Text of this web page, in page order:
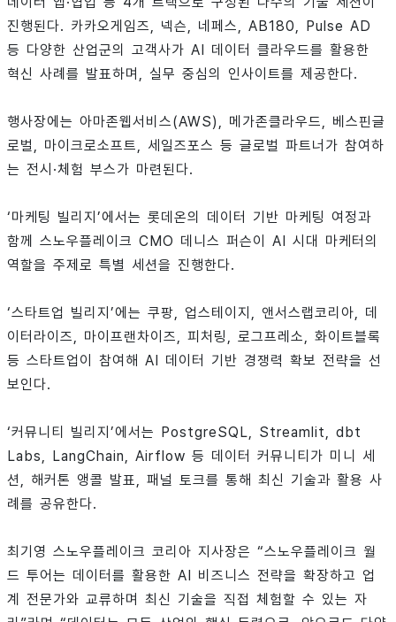
진행된다. 카카오게임즈, 넥슨, 네페스, AB180, Pulse AD
등 다양한 산업군의 고객사가 AI 데이터 클라우드를 활용한
혁신 사례를 발표하며, 실무 중심의 인사이트를 제공한다.
행사장에는 아마존웹서비스(AWS), 메가존클라우드, 베스핀글
로벌, 마이크로소프트, 세일즈포스 등 글로벌 파트너가 참여하
는 전시·체험 부스가 마련된다.
‘마케팅 빌리지’에서는 롯데온의 데이터 기반 마케팅 여정과
함께 스노우플레이크 CMO 데니스 퍼슨이 AI 시대 마케터의
역할을 주제로 특별 세션을 진행한다.
‘스타트업 빌리지’에는 쿠팡, 업스테이지, 앤서스랩코리아, 데
이터라이즈, 마이프랜차이즈, 피처링, 로그프레소, 화이트블록
등 스타트업이 참여해 AI 데이터 기반 경쟁력 확보 전략을 선
보인다.
‘커뮤니티 빌리지’에서는 PostgreSQL, Streamlit, dbt
Labs, LangChain, Airflow 등 데이터 커뮤니티가 미니 세
션, 해커톤 앵콜 발표, 패널 토크를 통해 최신 기술과 활용 사
례를 공유한다.
최기영 스노우플레이크 코리아 지사장은 “스노우플레이크 월
드 투어는 데이터를 활용한 AI 비즈니스 전략을 확장하고 업
계 전문가와 교류하며 최신 기술을 직접 체험할 수 있는 자